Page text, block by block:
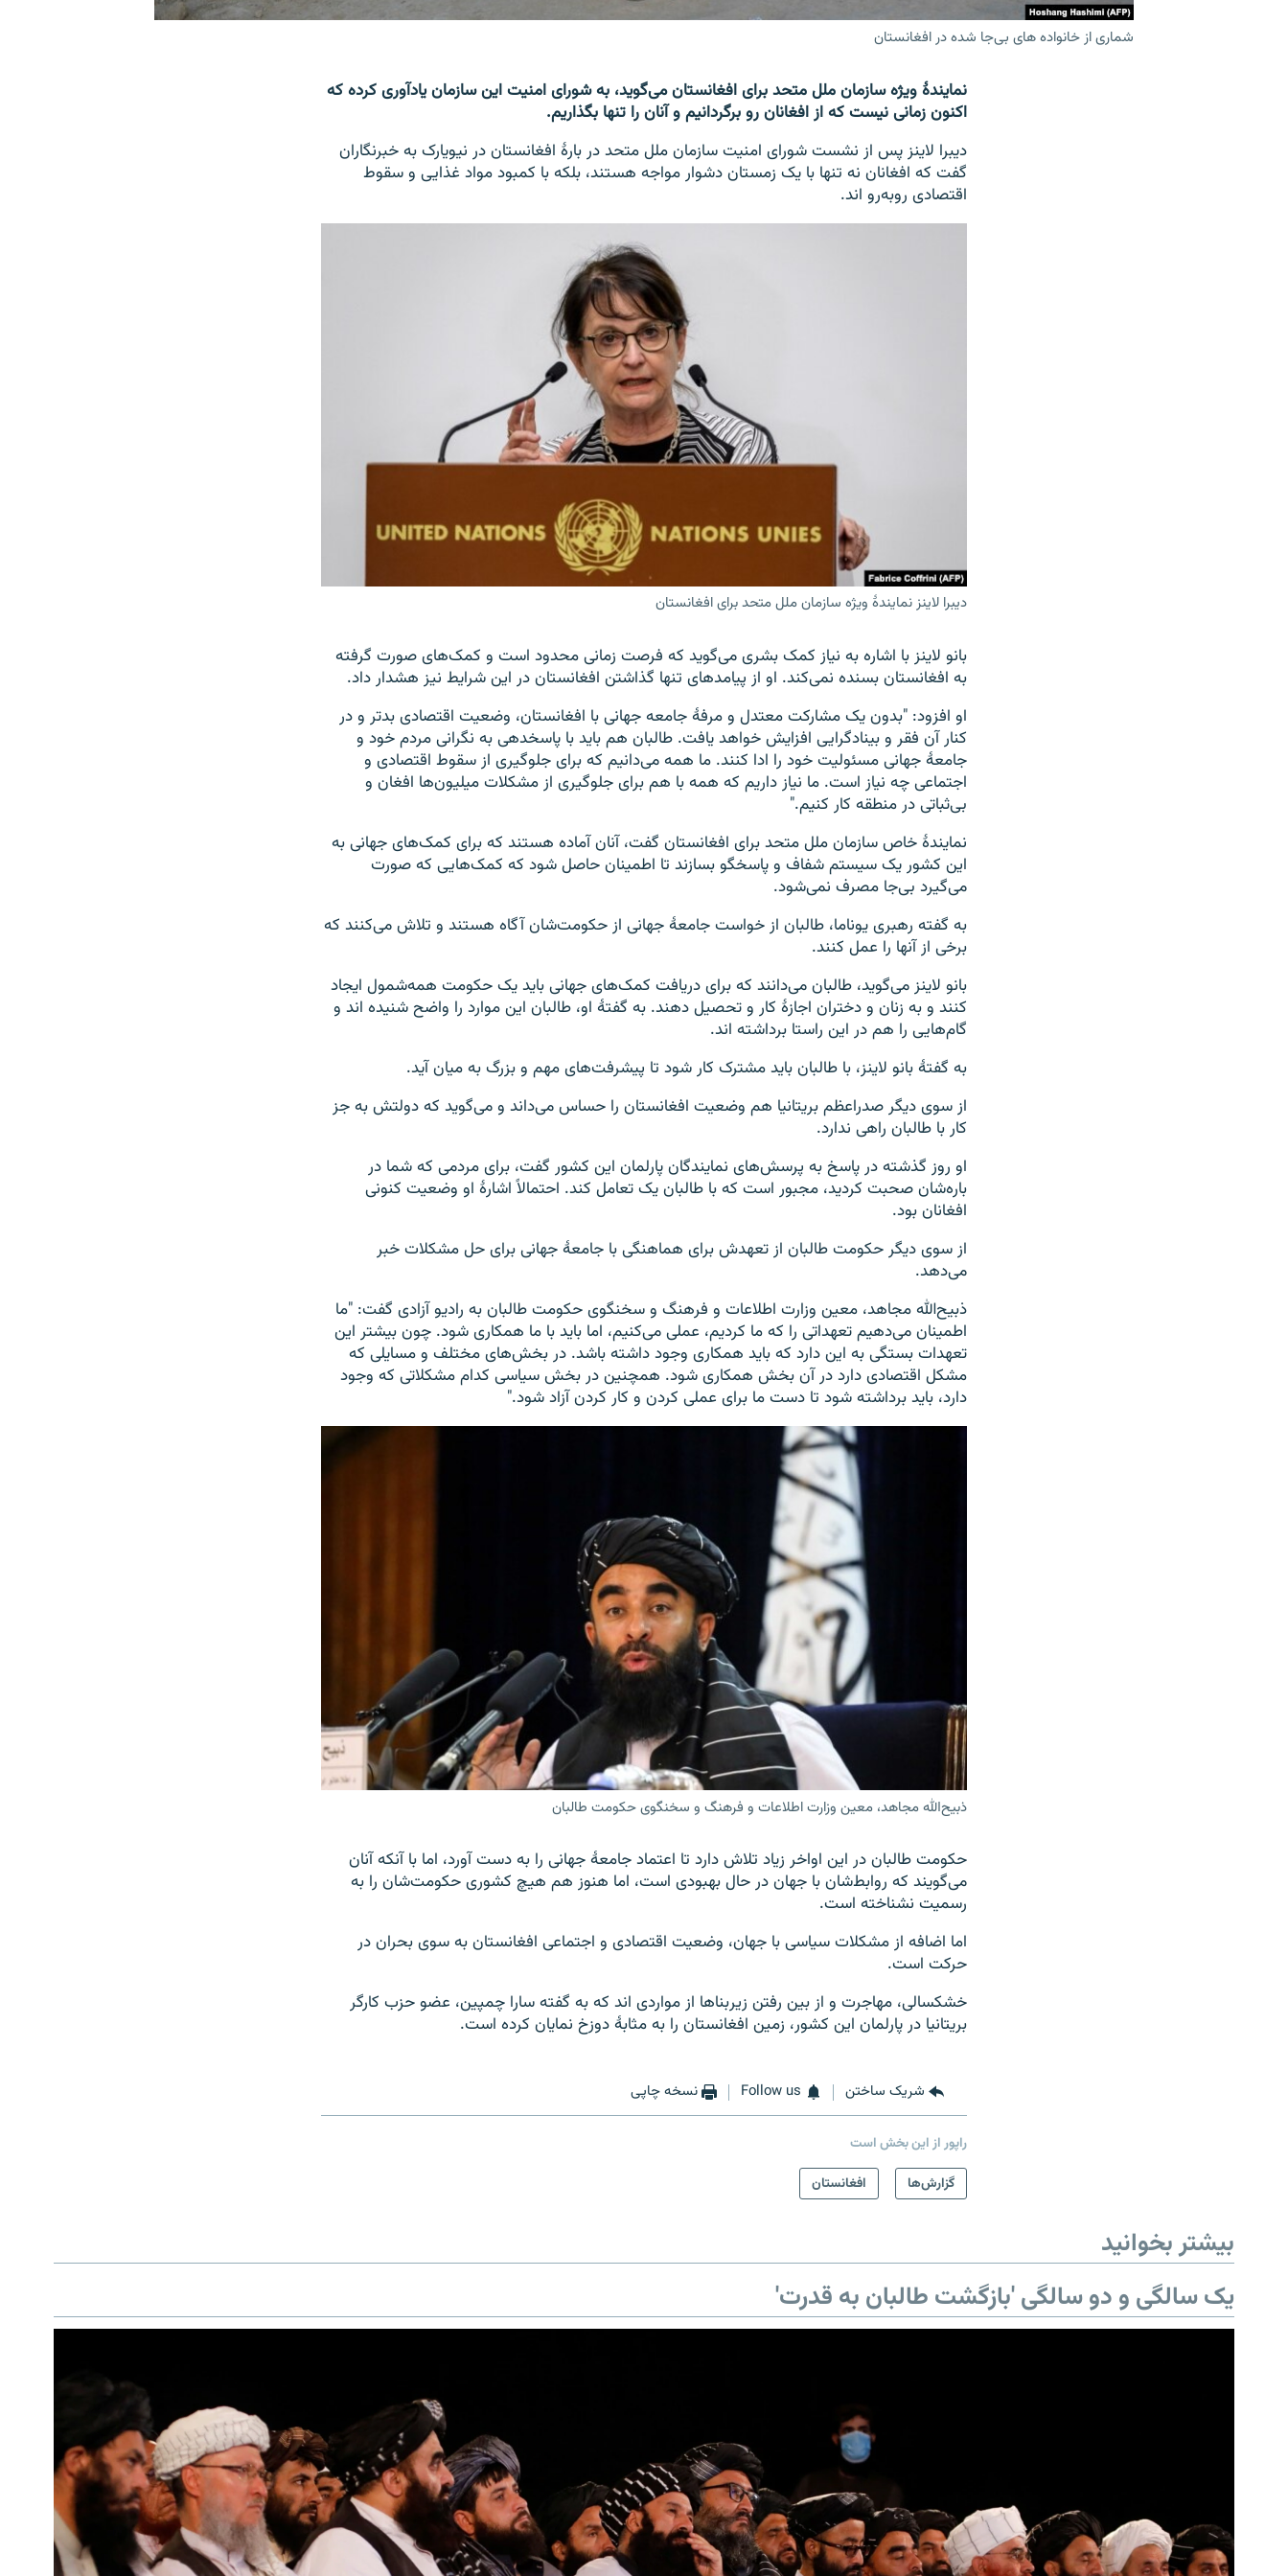
شماری از خانواده های بی‌جا شده در افغانستان
نمایندۀ ویژه سازمان ملل متحد برای افغانستان می‌گوید، به شورای امنیت این سازمان یادآوری کرده که
اکنون زمانی نیست که از افغانان رو برگردانیم و آنان را تنها بگذاریم.
دیبرا لاینز پس از نشست شورای امنیت سازمان ملل متحد در بارۀ افغانستان در نیویارک به خبرنگاران
گفت که افغانان نه تنها با یک زمستان دشوار مواجه هستند، بلکه با کمبود مواد غذایی و سقوط
اقتصادی روبه‌رو اند.
دیبرا لاینز نمایندۀ ویژه سازمان ملل متحد برای افغانستان
بانو لاینز با اشاره به نیاز کمک بشری می‌گوید که فرصت زمانی محدود است و کمک‌های صورت گرفته
به افغانستان بسنده نمی‌کند. او از پیامدهای تنها گذاشتن افغانستان در این شرایط نیز هشدار داد.
او افزود: "بدون یک مشارکت معتدل و مرفۀ جامعه جهانی با افغانستان، وضعیت اقتصادی بدتر و در
کنار آن فقر و بینادگرایی افزایش خواهد یافت. طالبان هم باید با پاسخدهی به نگرانی مردم خود و
جامعۀ جهانی مسئولیت خود را ادا کنند. ما همه می‌دانیم که برای جلوگیری از سقوط اقتصادی و
اجتماعی چه نیاز است. ما نیاز داریم که همه با هم برای جلوگیری از مشکلات میلیون‌ها افغان و
بی‌ثباتی در منطقه کار کنیم."
نمایندۀ خاص سازمان ملل متحد برای افغانستان گفت، آنان آماده هستند که برای کمک‌های جهانی به
این کشور یک سیستم شفاف و پاسخگو بسازند تا اطمینان حاصل شود که کمک‌هایی که صورت
می‌گیرد بی‌جا مصرف نمی‌شود.
به گفته رهبری یوناما، طالبان از خواست جامعۀ جهانی از حکومت‌شان آگاه هستند و تلاش می‌کنند که
برخی از آنها را عمل کنند.
بانو لاینز می‌گوید، طالبان می‌دانند که برای دریافت کمک‌های جهانی باید یک حکومت همه‌شمول ایجاد
کنند و به زنان و دختران اجازۀ کار و تحصیل دهند. به گفتۀ او، طالبان این موارد را واضح شنیده اند و
گام‌هایی را هم در این راستا برداشته اند.
به گفتۀ بانو لاینز، با طالبان باید مشترک کار شود تا پیشرفت‌های مهم و بزرگ به میان آید.
از سوی دیگر صدراعظم بریتانیا هم وضعیت افغانستان را حساس می‌داند و می‌گوید که دولتش به جز
کار با طالبان راهی ندارد.
او روز گذشته در پاسخ به پرسش‌های نمایندگان پارلمان این کشور گفت، برای مردمی که شما در
باره‌شان صحبت کردید، مجبور است که با طالبان یک تعامل کند. احتمالاً اشارۀ او وضعیت کنونی
افغانان بود.
از سوی دیگر حکومت طالبان از تعهدش برای هماهنگی با جامعۀ جهانی برای حل مشکلات خبر
می‌دهد.
ذبیح‌الله مجاهد، معین وزارت اطلاعات و فرهنگ و سخنگوی حکومت طالبان به رادیو آزادی گفت: "ما
اطمینان می‌دهیم تعهداتی را که ما کردیم، عملی می‌کنیم، اما باید با ما همکاری شود. چون بیشتر این
تعهدات بستگی به این دارد که باید همکاری وجود داشته باشد. در بخش‌های مختلف و مسایلی که
مشکل اقتصادی دارد در آن بخش همکاری شود. همچنین در بخش سیاسی کدام مشکلاتی که وجود
دارد، باید برداشته شود تا دست ما برای عملی کردن و کار کردن آزاد شود."
ذبیح‌الله مجاهد، معین وزارت اطلاعات و فرهنگ و سخنگوی حکومت طالبان
حکومت طالبان در این اواخر زیاد تلاش دارد تا اعتماد جامعۀ جهانی را به دست آورد، اما با آنکه آنان
می‌گویند که روابط‌شان با جهان در حال بهبودی است، اما هنوز هم هیچ کشوری حکومت‌شان را به
رسمیت نشناخته است.
اما اضافه از مشکلات سیاسی با جهان، وضعیت اقتصادی و اجتماعی افغانستان به سوی بحران در
حرکت است.
خشکسالی، مهاجرت و از بین رفتن زیربناها از مواردی اند که به گفته سارا چمپین، عضو حزب کارگر
بریتانیا در پارلمان این کشور، زمین افغانستان را به مثابۀ دوزخ نمایان کرده است.
شریک ساختن Follow us نسخه چاپی
راپور از این بخش است
گزارش‌ها
افغانستان
بیشتر بخوانید
یک سالگی و دو سالگی 'بازگشت طالبان به قدرت'